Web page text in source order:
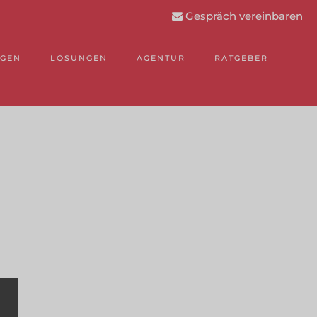
LÖSUNGEN AGENTUR RATGEBER
Gespräch vereinbaren